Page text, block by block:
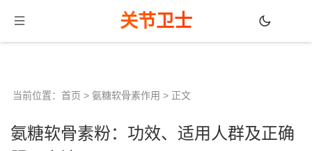
关节卫士
当前位置： 首页 > 氨糖软骨素作用 > 正文
氨糖软骨素粉：功效、适用人群及正确